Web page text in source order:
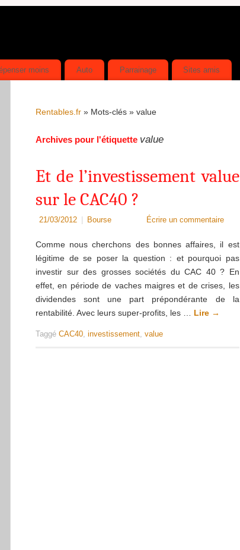
moins Auto Parrainage Sites amis
Rentables.fr » Mots-clés » value
Archives pour l'étiquette value
Et de l’investissement value
sur le CAC40 ?
21/03/2012 Bourse Écrire un commentaire
Comme nous cherchons des bonnes affaires, il est
légitime de se poser la question : et pourquoi pas
investir sur des grosses sociétés du CAC 40 ? En
effet, en période de vaches maigres et de crises, les
dividendes sont une part prépondérante de la
rentabilité. Avec leurs super-profits, les … Lire →
Taggé CAC40, investissement, value